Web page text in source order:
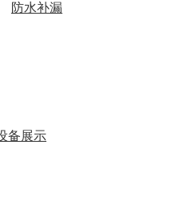
防水补漏
备展示